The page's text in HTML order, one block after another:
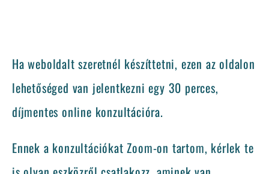
Ha weboldalt szeretnél készíttetni, ezen az oldalon
lehetőséged van jelentkezni egy 30 perces,
díjmentes online konzultációra.
Ennek a konzultációkat Zoom-on tartom, kérlek te